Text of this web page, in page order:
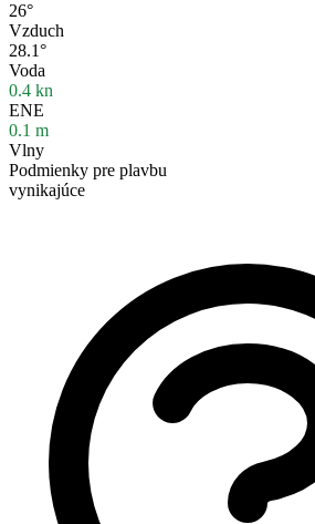
26°
Vzduch
28.1°
Voda
0.4 kn
ENE
0.1 m
Vlny
Podmienky pre plavbu
vynikajúce